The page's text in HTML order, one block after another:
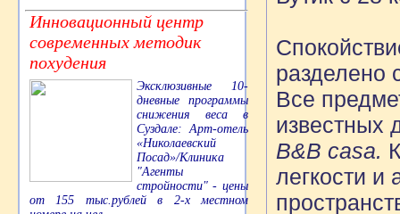
Инновационный центр
современных методик
похудения
Эксклюзивные 10-
дневные программы
снижения веса в
Суздале: Арт-отель
«Николаевский
Посад»/Клиника
"Агенты
стройности" - цены
от 155 тыс.рублей в 2-х местном
разделено
Все
известных
B&B casa.
легкости и